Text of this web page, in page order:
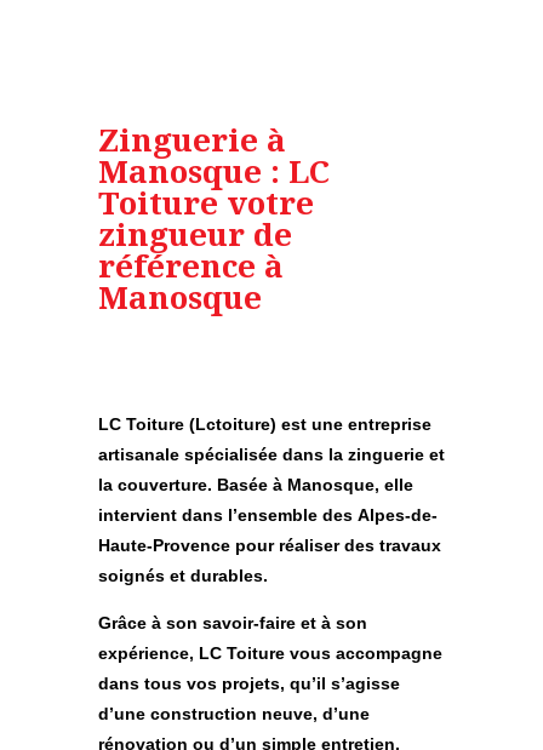
Zinguerie à
Manosque : LC
Toiture votre
zingueur de
référence à
Manosque
LC Toiture (Lctoiture) est une entreprise
artisanale spécialisée dans la zinguerie et
la couverture. Basée à Manosque, elle
intervient dans l’ensemble des Alpes-de-
Haute-Provencepour réaliser des travaux
soignés et durables.
Grâce à son savoir-faire et à son
expérience, LC Toiturevous accompagne
dans tous vos projets, qu’il s’agisse
d’une construction neuve, d’une
rénovation ou d’un simple entretien.